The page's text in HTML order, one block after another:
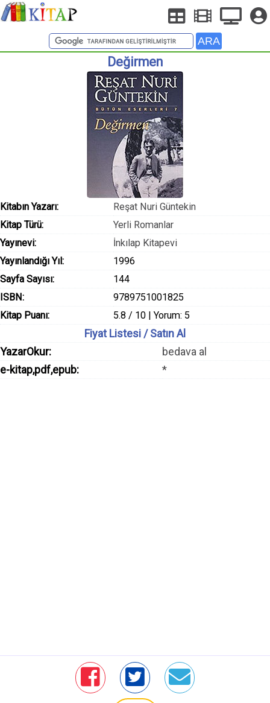
Değirmen
Kitabın Yazarı:
Reşat Nuri Güntekin
Kitap Türü:
Yerli Romanlar
Yayınevi:
İnkılap Kitapevi
Yayınlandığı Yıl:
1996
Sayfa Sayısı:
144
ISBN:
9789751001825
Kitap Puanı:
5.8 / 10 | Yorum: 5
Fiyat Listesi / Satın Al
YazarOkur:
bedava al
e-kitap,pdf,epub:
*